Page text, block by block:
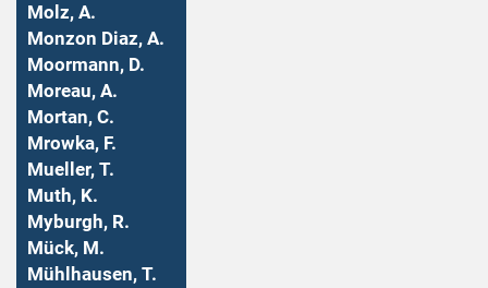
Molz, A.
Monzon Diaz, A.
Moormann, D.
Moreau, A.
Mortan, C.
Mrowka, F.
Mueller, T.
Muth, K.
Myburgh, R.
Mück, M.
Mühlhausen, T.